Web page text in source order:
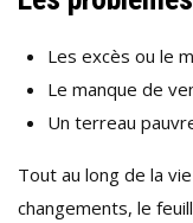
Les excès ou le
Le manque de
Un terreau
Tout au long de la
changements, le